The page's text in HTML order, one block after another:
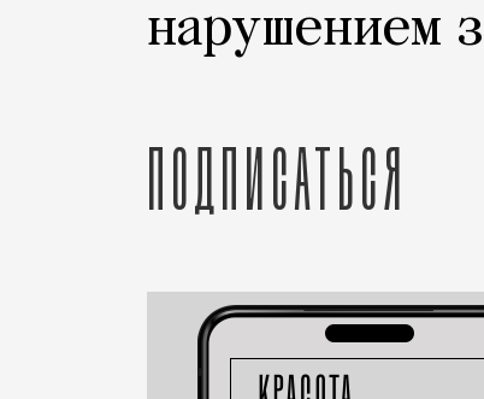
нарушением
Подписаться